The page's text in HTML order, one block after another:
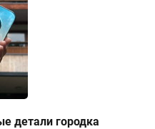
детали городка